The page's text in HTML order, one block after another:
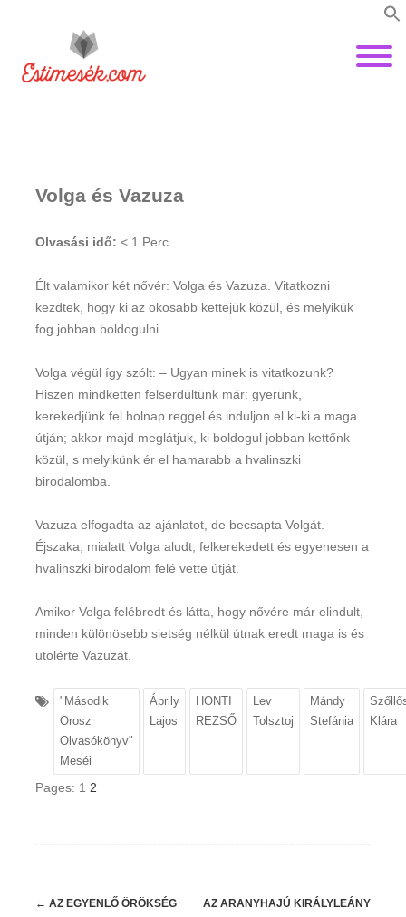
Volga és Vazuza
Olvasási idő: < 1 Perc
Élt valamikor két nővér: Volga és Vazuza. Vitatkozni
kezdtek, hogy ki az okosabb kettejük közül, és melyikük
fog jobban boldogulni.
Volga végül így szólt: – Ugyan minek is vitatkozunk?
Hiszen mindketten felserdültünk már: gyerünk,
kerekedjünk fel holnap reggel és induljon el ki-ki a maga
útján; akkor majd meglátjuk, ki boldogul jobban kettőnk
közül, s melyikünk ér el hamarabb a hvalinszki
birodalomba.
Vazuza elfogadta az ajánlatot, de becsapta Volgát.
Éjszaka, mialatt Volga aludt, felkerekedett és egyenesen a
hvalinszki birodalom felé vette útját.
Amikor Volga felébredt és látta, hogy nővére már elindult,
minden különösebb sietség nélkül útnak eredt maga is és
utolérte Vazuzát.
"Második
Orosz
Olvasókönyv"
Meséi
Áprily
Lajos
HONTI
REZSŐ
Lev
Tolsztoj
Mándy
Stefánia
Klára
Pages: 1 2
Post
← AZ EGYENLŐ ÖRÖKSÉG
AZ ARANYHAJÚ KIRÁLYLEÁNY